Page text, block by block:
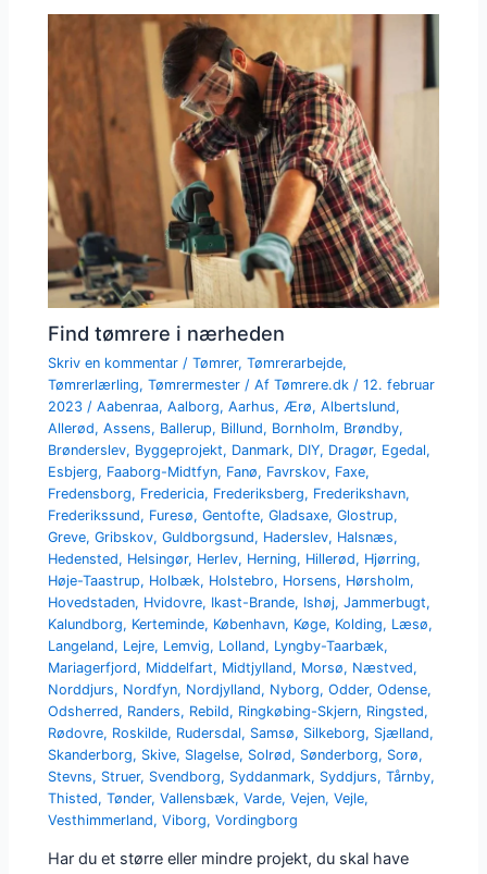
Find tømrere i nærheden
Skriv en kommentar /Tømrer,Tømrerarbejde,
Tømrerlærling,Tømrermester / AfTømrere.dk/12. februar
2023/Aabenraa,Aalborg,Aarhus,Ærø,Albertslund,
Allerød,Assens, Ballerup, Billund, Bornholm, Brøndby,
Brønderslev, Byggeprojekt, Danmark, DIY, Dragør, Egedal,
Esbjerg, Faaborg-Midtfyn, Fanø, Favrskov, Faxe,
Fredensborg, Fredericia, Frederiksberg, Frederikshavn,
Frederikssund, Furesø,Gentofte,Gladsaxe,Glostrup,
Greve,Gribskov,Guldborgsund, Haderslev, Halsnæs,
Hedensted, Helsingør, Herlev, Herning, Hillerød, Hjørring,
Høje-Taastrup, Holbæk, Holstebro, Horsens, Hørsholm,
Hovedstaden, Hvidovre, Ikast-Brande, Ishøj,Jammerbugt,
Kalundborg, Kerteminde, København, Køge, Kolding, Læsø,
Langeland, Lejre, Lemvig, Lolland, Lyngby-Taarbæk,
Mariagerfjord, Middelfart, Midtjylland, Morsø, Næstved,
Norddjurs, Nordfyn, Nordjylland, Nyborg,Odder,Odense,
Odsherred, Randers, Rebild, Ringkøbing-Skjern, Ringsted,
Rødovre, Roskilde, Rudersdal, Samsø, Silkeborg, Sjælland,
Skanderborg, Skive, Slagelse, Solrød, Sønderborg, Sorø,
Stevns, Struer, Svendborg, Syddanmark, Syddjurs,Tårnby,
Thisted,Tønder,Vallensbæk,Varde,Vejen,Vejle,
Vesthimmerland,Viborg,Vordingborg
Har du et større eller mindre projekt, du skal have